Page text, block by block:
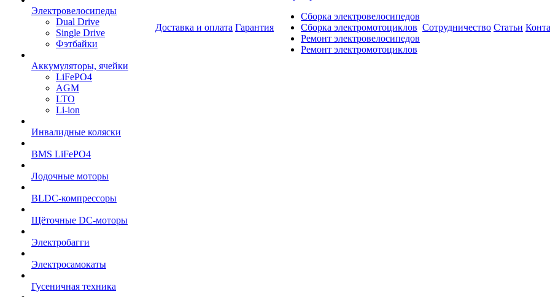
Электровелосипеды
Dual Drive
Single Drive
Фэтбайки
Аккумуляторы, ячейки
LiFePO4
AGM
LTO
Li-ion
Инвалидные коляски
BMS LiFePO4
Лодочные моторы
BLDC-компрессоры
Щёточные DC-моторы
Электробагги
Электросамокаты
Гусеничная техника
Доставка и оплата Гарантия
Сборка электровелосипедов
Сборка электромотоциклов
Ремонт электровелосипедов
Ремонт электромотоциклов
Сотрудничество Статьи